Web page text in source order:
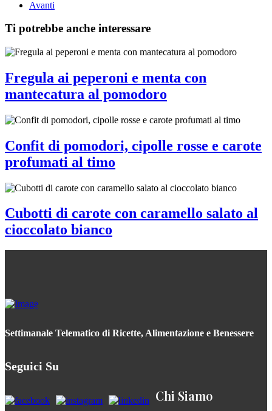
Avanti
Ti potrebbe anche interessare
Fregula ai peperoni e menta con
mantecatura al pomodoro
Confit di pomodori, cipolle rosse e carote
profumati al timo
Cubotti di carote con caramello salato al
cioccolato bianco
Settimanale Telematico di Ricette, Alimentazione e Benessere
Seguici Su
Chi Siamo